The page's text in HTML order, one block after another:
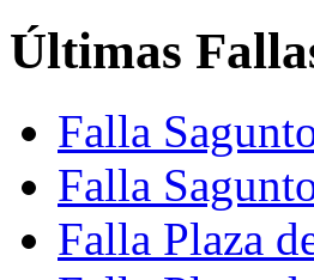
Últimas
Falla
Falla
Falla Plaza